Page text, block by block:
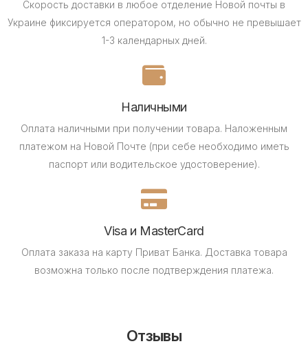
Скорость доставки в любое отделение Новой почты в
Украине фиксируется оператором, но обычно не превышает
1-3 календарных дней.
Наличными
Оплата наличными при получении товара. Наложенным
платежом на Новой Почте (при себе необходимо иметь
паспорт или водительское удостоверение).
Visa и MasterCard
Оплата заказа на карту Приват Банка. Доставка товара
возможна только после подтверждения платежа.
Отзывы